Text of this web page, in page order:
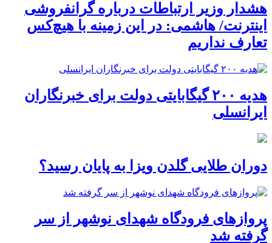
هشدار وزیر ارتباطات درباره گرانفروشی
اینترنت/ هاشمی: در این زمینه با هیچ‌کس
تعارف نداریم
هدیه ۲۰۰ گیگابایتی دولت برای خبرنگاران
ایرانسلی
دوران طلایی گلدن ویزا به پایان رسید؟
پروازهای فرودگاه شهدای نوشهر از سر
گرفته شد